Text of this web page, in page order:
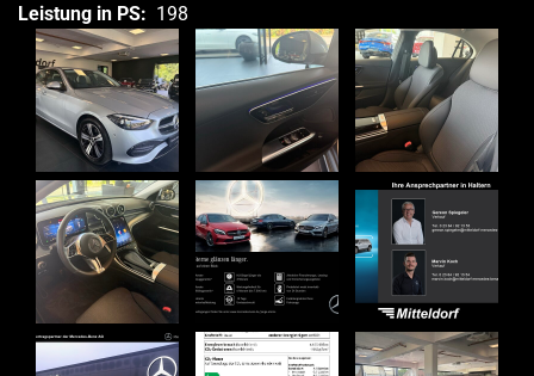
Leistung in PS: 198